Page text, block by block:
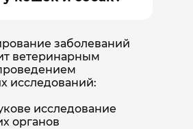
заболеваний
ветеринарным
исследований:
исследование
органов